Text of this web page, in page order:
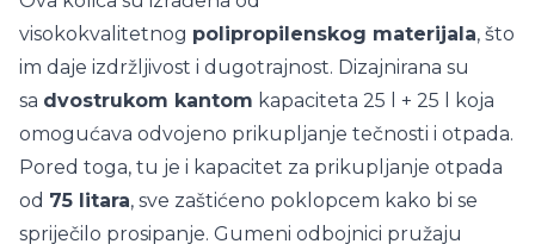
visokokvalitetnog polipropilenskog materijala, što
im daje izdržljivost i dugotrajnost. Dizajnirana su
sa dvostrukom kantom kapaciteta 25 l + 25 l koja
omogućava odvojeno prikupljanje tečnosti i otpada.
Pored toga, tu je i kapacitet za prikupljanje otpada
od 75 litara, sve zaštićeno poklopcem kako bi se
spriječilo prosipanje. Gumeni odbojnici pružaju